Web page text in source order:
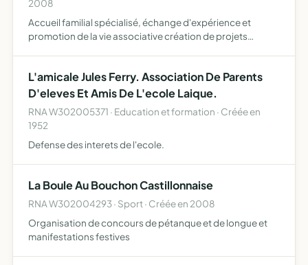
2008
Accueil familial spécialisé, échange d'expérience et
promotion de la vie associative création de projets
spécialisée, thérap…
L'amicale Jules Ferry. Association De Parents
D'eleves Et Amis De L'ecole Laique.
RNA W302005371 · Education et formation · Créée en
1952
Defense des interets de l'ecole.
La Boule Au Bouchon Castillonnaise
RNA W302004293 · Sport · Créée en 2008
Organisation de concours de pétanque et de longue et
manifestations festives